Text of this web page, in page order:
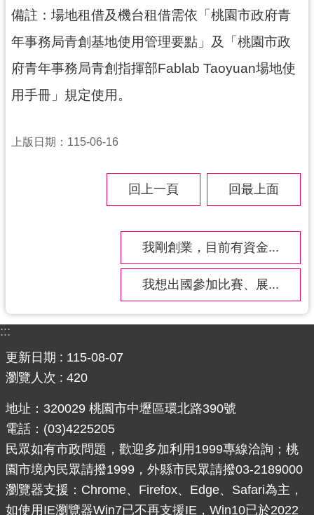
桃
園
市
政
府
私
府
網
站
資
料
開
放
宣
告
備註：場地租借及機台租借需依「桃園市政府青
年事務局青創基地使用管理要點」及「桃園市政
府青年事務局青創指揮部Fablab Taoyuan場地使
用手冊」規定使用。
上版日期：115-06-16
回上一頁 回最上面
我剛創業，目前有資金...
我想出國參加比賽、展...
:::
更新日期
115-08-07
瀏覽人次
420
地址：320029 桃園市中壢區環北路390號
電話：(03)4225205
民眾如有市政問題，歡迎多加利用1999專線洽詢；桃
園市境內民眾請撥1999，外縣市民眾請撥03-2189000
瀏覽器支援：Chrome、Firefox、Edge、Safari為主，
如使用IE瀏覽器Win7已不再支援IE，Win10已於2022